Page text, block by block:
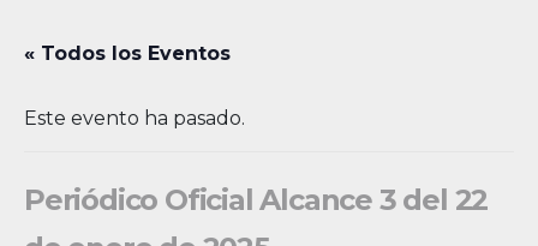
« Todos los Eventos
Este evento ha pasado.
Periódico Oficial Alcance 3 del 22